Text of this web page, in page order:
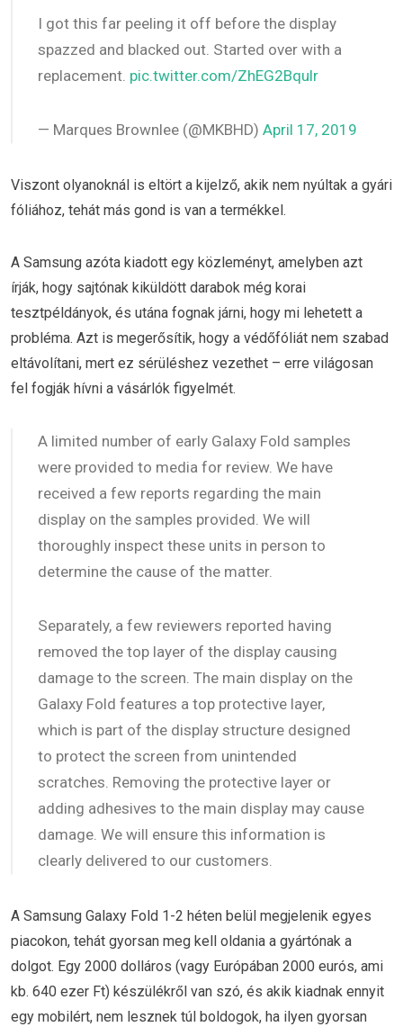
I got this far peeling it off before the display
spazzed and blacked out. Started over with a
replacement. pic.twitter.com/ZhEG2Bqulr
— Marques Brownlee (@MKBHD) April 17, 2019
Viszont olyanoknál is eltört a kijelző, akik nem nyúltak a gyári
fóliához, tehát más gond is van a termékkel.
A Samsung azóta kiadott egy közleményt, amelyben azt
írják, hogy sajtónak kiküldött darabok még korai
tesztpéldányok, és utána fognak járni, hogy mi lehetett a
probléma. Azt is megerősítik, hogy a védőfóliát nem szabad
eltávolítani, mert ez sérüléshez vezethet – erre világosan
fel fogják hívni a vásárlók figyelmét.
A limited number of early Galaxy Fold samples
were provided to media for review. We have
received a few reports regarding the main
display on the samples provided. We will
thoroughly inspect these units in person to
determine the cause of the matter.
Separately, a few reviewers reported having
removed the top layer of the display causing
damage to the screen. The main display on the
Galaxy Fold features a top protective layer,
which is part of the display structure designed
to protect the screen from unintended
scratches. Removing the protective layer or
adding adhesives to the main display may cause
damage. We will ensure this information is
clearly delivered to our customers.
A Samsung Galaxy Fold 1-2 héten belül megjelenik egyes
piacokon, tehát gyorsan meg kell oldania a gyártónak a
dolgot. Egy 2000 dolláros (vagy Európában 2000 eurós, ami
kb. 640 ezer Ft) készülékről van szó, és akik kiadnak ennyit
egy mobilért, nem lesznek túl boldogok, ha ilyen gyorsan